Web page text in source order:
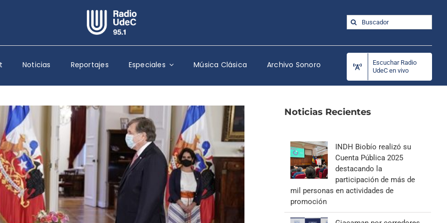
Escuchar Radio UdeC en vivo
Quiénes Somos
Programación
Podcast
Noticias
Reportajes
Columnas
Música Clásica
Especiales
Buscar:
Noticias Reportajes Especiales Música Clásica Archivo Sonoro
Escuchar Radio
UdeC en vivo
Noticias Recientes
INDH Biobío realizó su
Cuenta Pública 2025
destacando la
participación de más de
mil personas en actividades de
promoción